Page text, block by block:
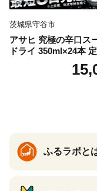
茨城県守谷市
アサヒ 究極の辛口ス
ドライ 350ml×24本 定
ル 缶ビール 酒 お酒
ふるラボと